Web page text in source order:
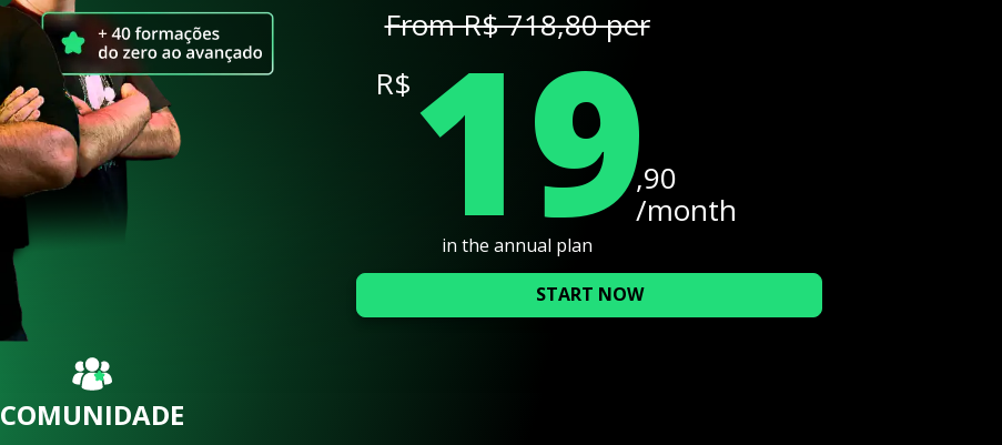
COMUNIDADE
From R$ 718,80 per
R$ 19,90
/month
in the annual plan
START NOW